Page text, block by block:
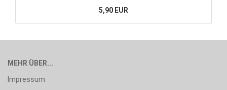
5,90 EUR
MEHR ÜBER...
Impressum